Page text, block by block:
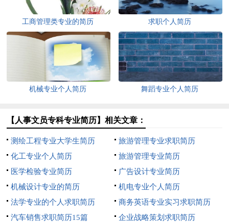
工商管理类专业的简历 求职个人简历
机械专业个人简历 舞蹈专业个人简历
【人事文员专科专业简历】相关文章：
测绘工程专业大学生简历
旅游管理专业求职简历
化工专业个人简历
旅游管理专业简历
医学检验专业简历
广告设计专业简历
机械设计专业的简历
机电专业个人简历
法学专业的个人求职简历
商务英语专业实习求职简历
汽车销售求职简历15篇
企业战略策划求职简历